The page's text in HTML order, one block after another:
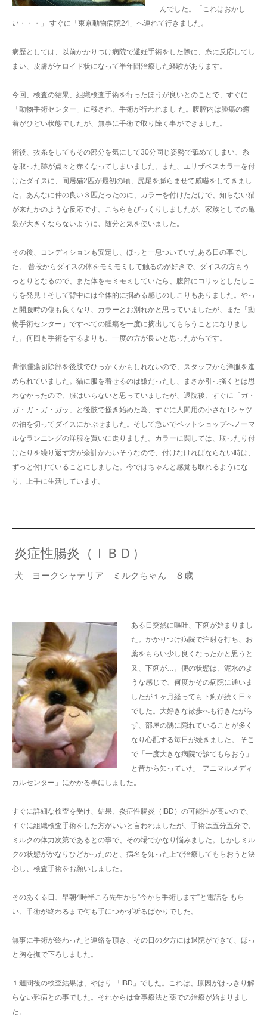
んでした。「これはおかし
い・・・」 すぐに「東京動物病院24」へ連れて行きました。
病歴としては、以前かかりつけ病院で避妊手術をした際に、糸に反応してし
まい、皮膚がケロイド状になって半年間治療した経験があります。
今回、検査の結果、組織検査手術を行ったほうが良いとのことで、すぐに
「動物手術センター」に移され、手術が行われまし た。腹腔内は腫瘍の癒
着がひどい状態でしたが、無事に手術で取り除く事ができました。
術後、抜糸をしてもその部分を気にして30分同じ姿勢で舐めてしまい、糸
を取った跡が点々と赤くなってしまいました。また、エリザベスカラーを付
けたダイスに、同居猫2匹が最初の頃、尻尾を膨らませて威嚇をしてきまし
た。あんなに仲の良い３匹だったのに、カラーを付けただけで、知らない猫
が来たかのような反応です。こちらもびっくりしましたが、家族としての亀
裂が大きくならないように、随分と気を使いました。
その後、コンディションも安定し、ほっと一息ついていたある日の事でし
た。 普段からダイスの体をモミモミして触るのが好きで、ダイスの方もう
っとりとなるので、また体をモミモミしていたら、腹部にコリッとしたしこ
りを発見！そして背中には全体的に掴める感じのしこりもありました。やっ
と開腹時の傷も良くなり、カラーとお別れかと思っていましたが、また「動
物手術センター」ですべての腫瘍を一度に摘出してもらうことになりまし
た。何回も手術をするよりも、一度の方が良いと思ったからです。
背部腫瘍切除部を後肢でひっかくかもしれないので、スタッフから洋服を進
められていました。猫に服を着せるのは嫌だったし、まさか引っ掻くとは思
わなかったので、服はいらないと思っていましたが、退院後、すぐに「ガ・
ガ・ガ・ガ・ガッ」と後肢で掻き始めた為、すぐに人間用の小さなTシャツ
の袖を切ってダイスにかぶせました。そして急いでペットショップへノーマ
ルなランニングの洋服を買いに走りました。カラーに関しては、取ったり付
けたりを繰り返す方が余計かわいそうなので、付けなければならない時は、
ずっと付けていることにしました。今ではちゃんと感覚も取れるようにな
り、上手に生活しています。
炎症性腸炎（ＩＢＤ）
犬 ヨークシャテリア ミルクちゃん ８歳
ある日突然に嘔吐、下痢が始まりまし
た。かかりつけ病院で注射を打ち、お
薬をもらい少し良くなったかと思うと
又、下痢が…。便の状態は、泥水のよ
うな感じで、何度かその病院に通いま
したが１ヶ月経っても下痢が続く日々
でした。大好きな散歩へも行きたがら
ず、部屋の隅に隠れていることが多く
なり心配する毎日が続きました。 そこ
で「一度大きな病院で診てもらおう」
と昔から知っていた「アニマルメディ
カルセンター」にかかる事にしました。
すぐに詳細な検査を受け、結果、炎症性腸炎（IBD）の可能性が高いので、
すぐに組織検査手術をした方がいいと言われましたが、手術は五分五分で、
ミルクの体力次第であるとの事で、その場でかなり悩みました。しかしミル
クの状態がかなりひどかったのと、病名を知った上で治療してもらおうと決
心し、検査手術をお願いしました。
そのあくる日、早朝4時半ころ先生から“今から手術します”と電話を もら
い、手術が終わるまで何も手につかず祈るばかりでした。
無事に手術が終わったと連絡を頂き、その日の夕方には退院ができて、ほっ
と胸を撫で下ろしました。
１週間後の検査結果は、やはり 「IBD」でした。これは、原因がはっきり解
らない難病との事でした。それからは食事療法と薬での治療が始まりまし
た。